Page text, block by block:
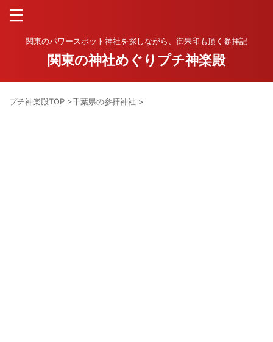
関東のパワースポット神社を探しながら、御朱印も頂く参拝記
関東の神社めぐりプチ神楽殿
プチ神楽殿TOP >千葉県の参拝神社 >